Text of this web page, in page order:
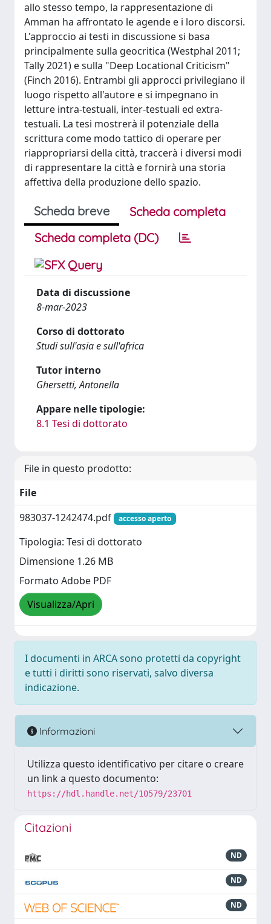
allo stesso tempo, la rappresentazione di
Amman ha affrontato le agende e i loro discorsi.
L'approccio ai testi in discussione si basa
principalmente sulla geocritica (Westphal 2011;
Tally 2021) e sulla "Deep Locational Criticism"
(Finch 2016). Entrambi gli approcci privilegiano il
luogo rispetto all'autore e si impegnano in
letture intra-testuali, inter-testuali ed extra-
testuali. La tesi mostrerà il potenziale della
scrittura come modo tattico di operare per
riappropriarsi della città, traccerà i diversi modi
di rappresentare la città e fornirà una storia
affettiva della produzione dello spazio.
Scheda breve
Scheda completa
Scheda completa (DC)
Data di discussione
8-mar-2023
Corso di dottorato
Studi sull'asia e sull'africa
Tutor interno
Ghersetti, Antonella
Appare nelle tipologie:
8.1 Tesi di dottorato
File in questo prodotto:
File
983037-1242474.pdf
accesso aperto
Tipologia: Tesi di dottorato
Dimensione 1.26 MB
Formato Adobe PDF
Visualizza/Apri
I documenti in ARCA sono protetti da copyright
e tutti i diritti sono riservati, salvo diversa
indicazione.
Informazioni
Utilizza questo identificativo per citare o creare
un link a questo documento:
https://hdl.handle.net/10579/23701
Citazioni
ND
ND
ND